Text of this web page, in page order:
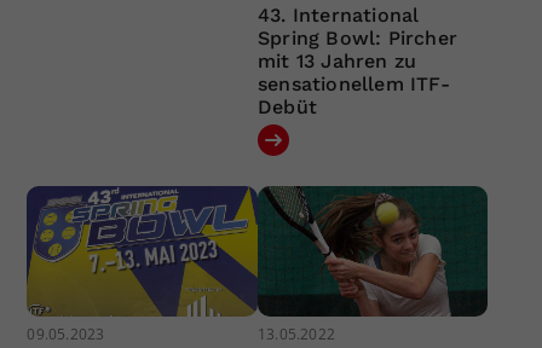
43. International
Spring Bowl: Pircher
mit 13 Jahren zu
sensationellem ITF-
Debüt
09.05.2023 13.05.2022